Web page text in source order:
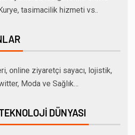
tasimacilik hizmeti vs..
online ziyaretçi sayacı, lojistik,
Moda ve Sağlık…
DÜNYASI